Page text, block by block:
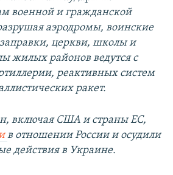
военной и гражданской
аэродромы, воинские
церкви, школы и
жилых районов ведутся с
реактивных систем
ракет.
включая США и страны ЕС,
в отношении России и осудили
действия в Украине.